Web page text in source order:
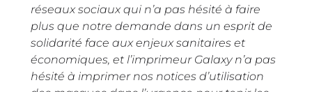
réseaux sociaux qui n’a pas hésité à faire
plus que notre demande dans un esprit de
solidarité face aux enjeux sanitaires et
économiques, et l’imprimeur Galaxy n’a pas
hésité à imprimer nos notices d’utilisation